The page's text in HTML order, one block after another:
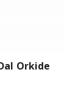
Orkide